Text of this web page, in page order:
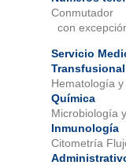
Conmutador
con
Servicio
Transfusional
Hematología
Química
Microbiología
Inmunología
Citometría